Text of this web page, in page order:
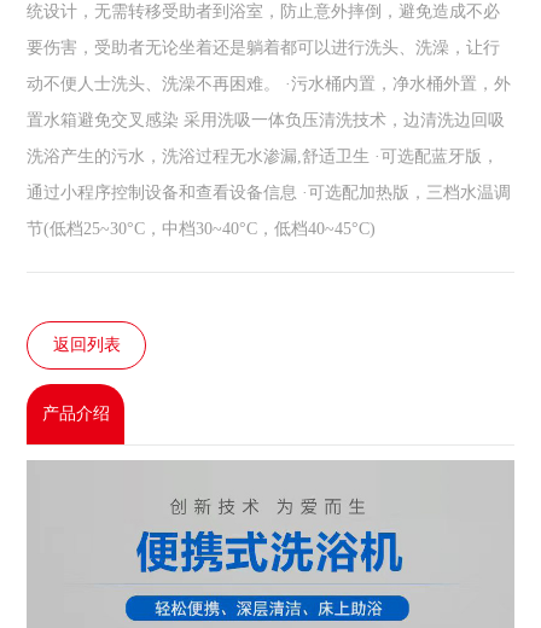
统设计，无需转移受助者到浴室，防止意外摔倒，避免造成不必
要伤害，受助者无论坐着还是躺着都可以进行洗头、洗澡，让行
动不便人士洗头、洗澡不再困难。 ·污水桶内置，净水桶外置，外
置水箱避免交叉感染 采用洗吸一体负压清洗技术，边清洗边回吸
洗浴产生的污水，洗浴过程无水渗漏,舒适卫生 ·可选配蓝牙版，
通过小程序控制设备和查看设备信息 ·可选配加热版，三档水温调
节(低档25~30°C，中档30~40°C，低档40~45°C)
返回列表
产品介绍